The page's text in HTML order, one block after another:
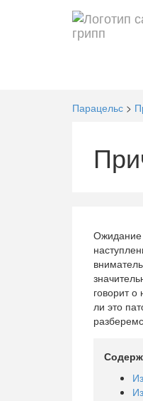
Парацельс >
Ожидание
говорит
ли это